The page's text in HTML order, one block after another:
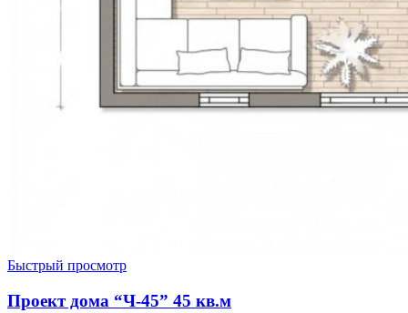
Быстрый просмотр
Проект дома “Ч-45” 45 кв.м